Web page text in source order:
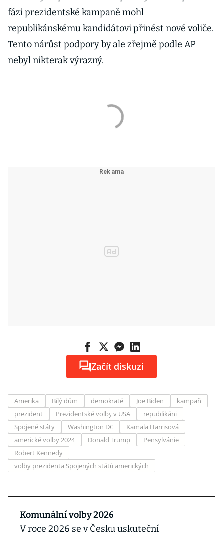
fázi prezidentské kampaně mohl
republikánskému kandidátovi přinést nové voliče.
Tento nárůst podpory by ale zřejmě podle AP
nebyl nikterak výrazný.
Začít diskuzi
Amerika Bílý dům demokraté Joe Biden
kampaň
prezident
Prezidentské volby v USA
republikáni
Spojené státy
Washington DC
Kamala Harrisová
americké volby 2024
Donald Trump
Pensylvánie
Robert Kennedy
volby prezidenta Spojených států amerických
Komunální volby 2026
V roce 2026 se v Česku uskuteční